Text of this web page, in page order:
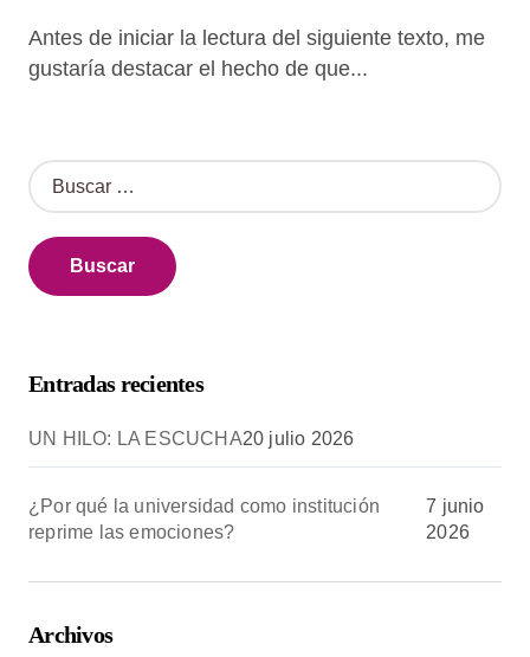
Antes de iniciar la lectura del siguiente texto, me
gustaría destacar el hecho de que...
B
u
c
a
Entradas recientes
UN HILO: LA ESCUCHA20 julio 2026
¿Por qué la universidad como institución
reprime las emociones?
7 junio
2026
Archivos